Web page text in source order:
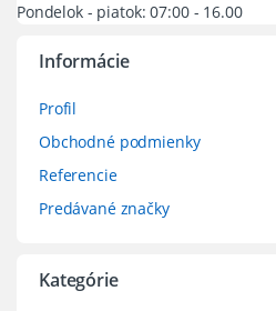
Pondelok - piatok: 07:00 - 16.00
Informácie
Profil
Obchodné podmienky
Referencie
Predávané značky
Kategórie